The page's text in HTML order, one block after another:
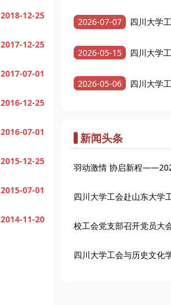
2018-12-25
2017-12-25
2017-07-01
2016-12-25
2016-07-01
2015-12-25
2015-07-01
2014-11-20
2026-07-07
四川大学
2026-05-15
四川大学
2026-05-06
四川大学
新闻头条
羽动激情 协启新程
仪式圆满举行
四川大学工会赴山东大学
校工会党支部召开党员大
四川大学工会与历史文化